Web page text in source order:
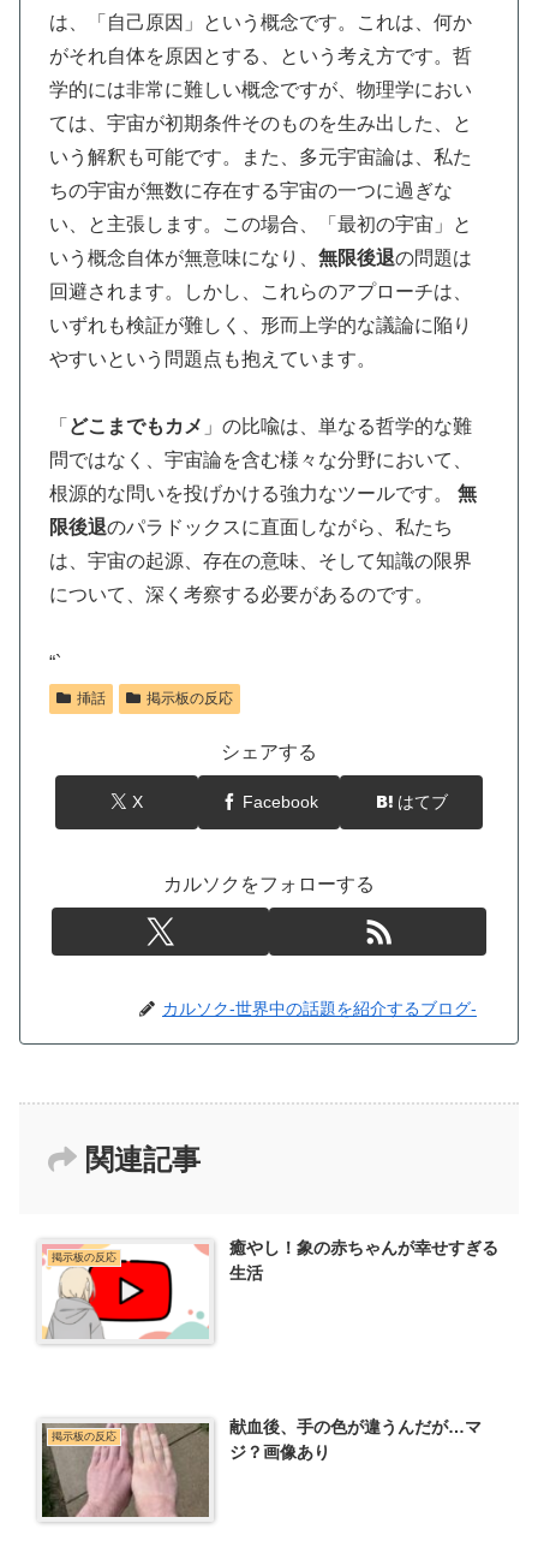
は、「自己原因」という概念です。これは、何か
がそれ自体を原因とする、という考え方です。哲
学的には非常に難しい概念ですが、物理学におい
ては、宇宙が初期条件そのものを生み出した、と
いう解釈も可能です。また、多元宇宙論は、私た
ちの宇宙が無数に存在する宇宙の一つに過ぎな
い、と主張します。この場合、「最初の宇宙」と
いう概念自体が無意味になり、 無限後退の問題は
回避されます。しかし、これらのアプローチは、
いずれも検証が難しく、形而上学的な議論に陥り
やすいという問題点も抱えています。
「 どこまでもカメ 」の比喩は、単なる哲学的な難
問ではなく、宇宙論を含む様々な分野において、
根源的な問いを投げかける強力なツールです。 無
限後退のパラドックスに直面しながら、私たち
は、宇宙の起源、存在の意味、そして知識の限界
について、深く考察する必要があるのです。
“`
挿話 掲示板の反応
シェアする
X Facebook はてブ
カルソクをフォローする
カルソク-世界中の話題を紹介するブログ-
関連記事
掲示板の反応
癒やし！象の赤ちゃんが幸せすぎる
生活
掲示板の反応
献血後、手の色が違うんだが…マ
ジ？画像あり